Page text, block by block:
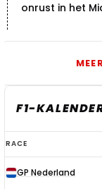
onrust in het
F1-
F1-
kalender
2026
RACE
GP Nederland